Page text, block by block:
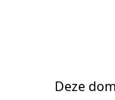
Deze